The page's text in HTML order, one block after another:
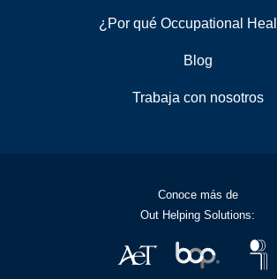
¿Por qué Occupational
Blog
Trabaja con nosotros
Conoce más de
Out Helping Solutions: